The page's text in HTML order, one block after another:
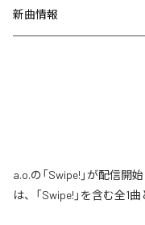
新曲情報
a.o.の「Swipe!」が配信開
は、「Swipe!」を含む全1